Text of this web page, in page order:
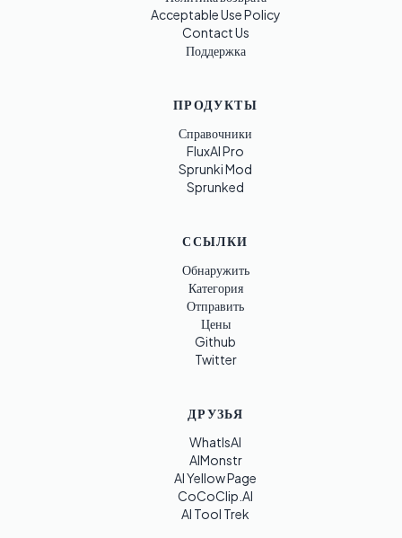
Acceptable Use Policy
Contact Us
Поддержка
ПРОДУКТЫ
Справочники
FluxAI Pro
Sprunki Mod
Sprunked
ССЫЛКИ
Обнаружить
Категория
Отправить
Цены
Github
Twitter
ДРУЗЬЯ
WhatIsAI
AIMonstr
AI Yellow Page
CoCoClip.AI
AI Tool Trek